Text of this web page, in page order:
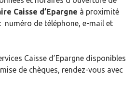
Caisse d’Epargne à proximité
: numéro de téléphone, e-mail et
Caisse d’Epargne disponibles
de chèques, rendez-vous avec